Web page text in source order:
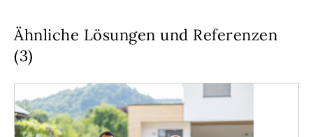
Ähnliche Lösungen und Referenzen
(3)